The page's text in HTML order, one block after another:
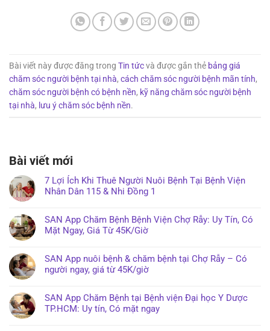
Bài viết này được đăng trong Tin tứcvà được gắn thẻ bảng giá
chăm sóc người bệnh tại nhà, cách chăm sóc người bệnh mãn tính,
chăm sóc người bệnh có bệnh nền, kỹ năng chăm sóc người bệnh
tại nhà, lưu ý chăm sóc bệnh nền.
Bài viết mới
7 Lợi Ích Khi Thuê Người Nuôi Bệnh Tại Bệnh Viện
Nhân Dân 115 & Nhi Đồng 1
SAN App Chăm Bệnh Bệnh Viện Chợ Rẫy: Uy Tín, Có
Mặt Ngay, Giá Từ 45K/Giờ
SAN App nuôi bệnh & chăm bệnh tại Chợ Rẫy – Có
người ngay, giá từ 45K/giờ
SAN App Chăm Bệnh tại Bệnh viện Đại học Y Dược
TP.HCM: Uy tín, Có mặt ngay